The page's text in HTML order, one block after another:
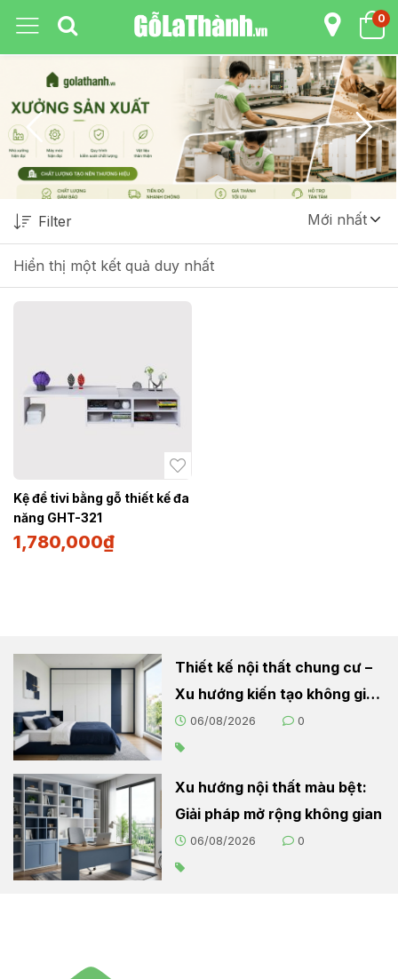
0
Hiển thị một kết quả duy nhất
Filter Mới nhất
Kệ để tivi bằng gỗ thiết kế đa
năng GHT-321
1,780,000₫
Thiết kế nội thất chung cư –
Xu hướng kiến tạo không gian
sống hiện đại
06/08/2026 0
Xu hướng nội thất màu bệt:
Giải pháp mở rộng không gian
06/08/2026 0